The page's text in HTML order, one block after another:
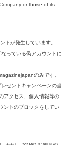
or those of its
トが発生しています。
っている偽アカウントに
のみです。
ゼントキャンペーンの当
アクセス、個人情報等の
ントのブロックをしてい